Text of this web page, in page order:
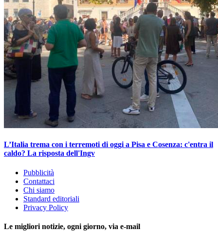
L’Italia trema con i terremoti di oggi a Pisa e Cosenza: c'entra il
caldo? La risposta dell'Ingv
Pubblicità
Contattaci
Chi siamo
Standard editoriali
Privacy Policy
Le migliori notizie, ogni giorno, via e-mail